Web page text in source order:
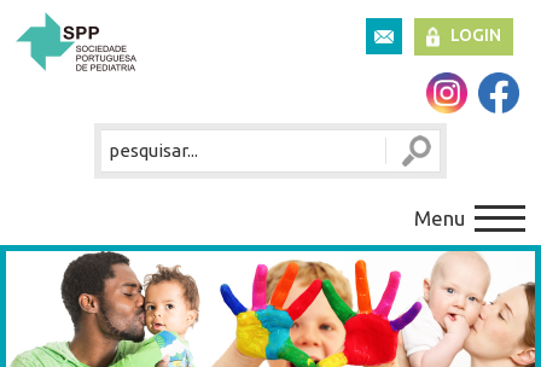
LOGIN
Menu